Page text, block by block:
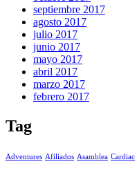
septiembre 2017
agosto 2017
julio 2017
junio 2017
mayo 2017
abril 2017
marzo 2017
febrero 2017
Tag
Adventures Afiliados Asamblea Cardiac